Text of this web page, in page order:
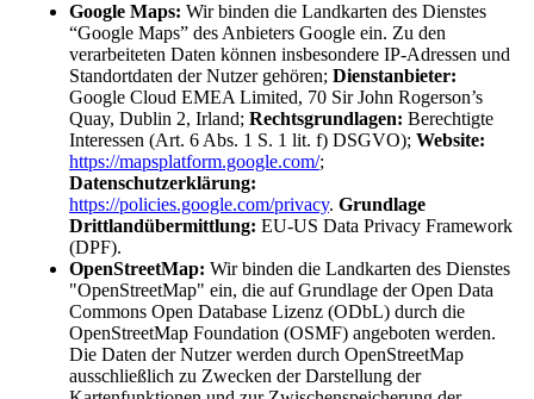
Google Maps: Wir binden die Landkarten des Dienstes
“Google Maps” des Anbieters Google ein. Zu den
verarbeiteten Daten können insbesondere IP-Adressen und
Standortdaten der Nutzer gehören; Dienstanbieter:
Google Cloud EMEA Limited, 70 Sir John Rogerson’s
Quay, Dublin 2, Irland; Rechtsgrundlagen: Berechtigte
Interessen (Art. 6 Abs. 1 S. 1 lit. f) DSGVO); Website:
https://mapsplatform.google.com/;
Datenschutzerklärung:
https://policies.google.com/privacy. Grundlage
Drittlandübermittlung: EU-US Data Privacy Framework
(DPF).
OpenStreetMap: Wir binden die Landkarten des Dienstes
"OpenStreetMap" ein, die auf Grundlage der Open Data
Commons Open Database Lizenz (ODbL) durch die
OpenStreetMap Foundation (OSMF) angeboten werden.
Die Daten der Nutzer werden durch OpenStreetMap
ausschließlich zu Zwecken der Darstellung der